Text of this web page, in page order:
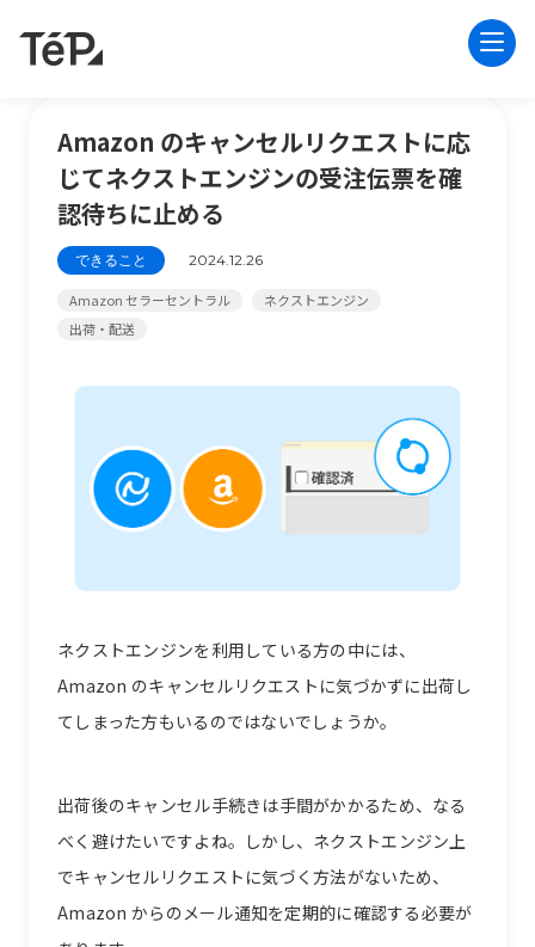
Amazon のキャンセルリクエストに応
じてネクストエンジンの受注伝票を確
認待ちに止める
できること 2024.12.26
Amazon セラーセントラル
ネクストエンジン
出荷・配送
ネクストエンジンを利用している方の中には、
Amazon のキャンセルリクエストに気づかずに出荷し
てしまった方もいるのではないでしょうか。
出荷後のキャンセル手続きは手間がかかるため、なる
べく避けたいですよね。しかし、ネクストエンジン上
でキャンセルリクエストに気づく方法がないため、
Amazon からのメール通知を定期的に確認する必要が